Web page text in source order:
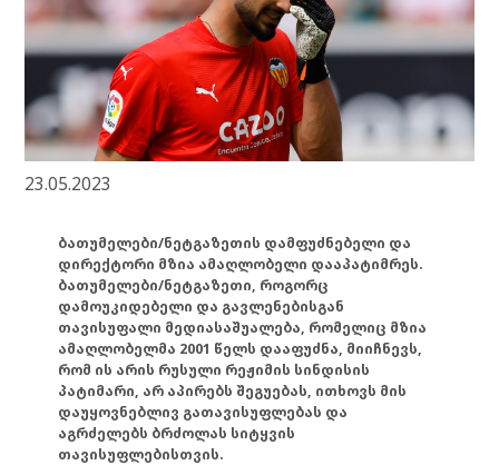
23.05.2023
ბათუმელები/ნეტგაზეთის დამფუძნებელი და
დირექტორი მზია ამაღლობელი დააპატიმრეს.
ბათუმელები/ნეტგაზეთი, როგორც
დამოუკიდებელი და გავლენებისგან
თავისუფალი მედიასაშუალება, რომელიც მზია
ამაღლობელმა 2001 წელს დააფუძნა, მიიჩნევს,
რომ ის არის რუსული რეჟიმის სინდისის
პატიმარი, არ აპირებს შეგუებას, ითხოვს მის
დაუყოვნებლივ გათავისუფლებას და
აგრძელებს ბრძოლას სიტყვის
თავისუფლებისთვის.